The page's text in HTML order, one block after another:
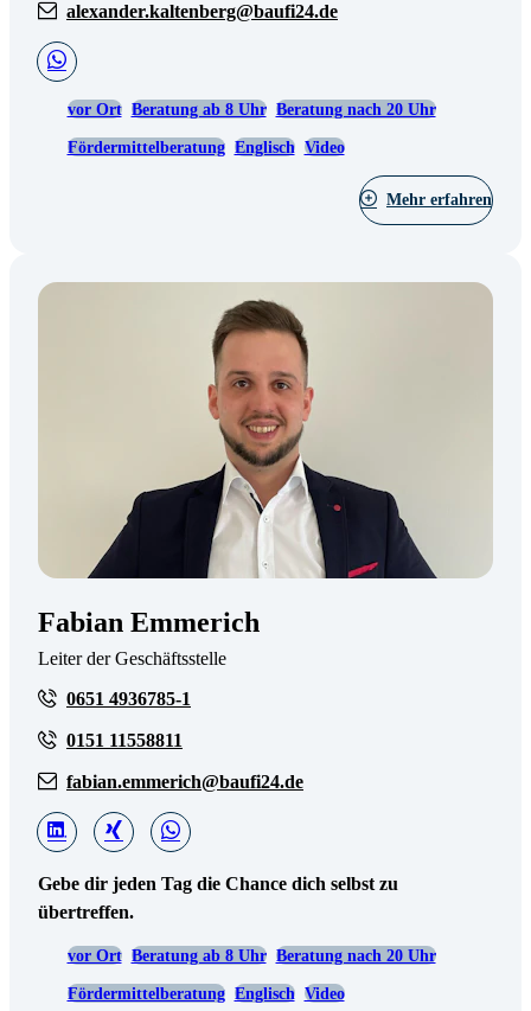
alexander.kaltenberg@baufi24.de
vor Ort Beratung ab 8 Uhr Beratung nach 20 Uhr
Fördermittelberatung Englisch Video
Mehr erfahren
Fabian Emmerich
Leiter der Geschäftsstelle
0651 4936785-1
0151 11558811
fabian.emmerich@baufi24.de
Gebe dir jeden Tag die Chance dich selbst zu
übertreffen.
vor Ort Beratung ab 8 Uhr Beratung nach 20 Uhr
Fördermittelberatung Englisch Video